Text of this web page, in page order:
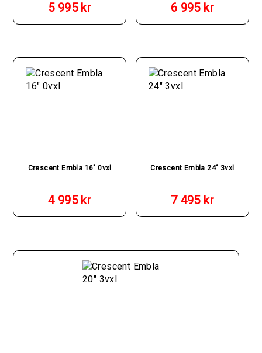
5 995 kr 6 995 kr
Crescent Embla 16″ 0vxl
4 995 kr
Crescent Embla 24″ 3vxl
7 495 kr